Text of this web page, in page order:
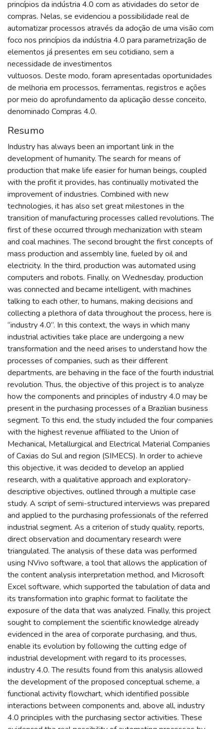
princípios da indústria 4.0 com as atividades do setor de
compras. Nelas, se evidenciou a possibilidade real de
automatizar processos através da adoção de uma visão com
foco nos princípios da indústria 4.0 para parametrização de
elementos já presentes em seu cotidiano, sem a
necessidade de investimentos
vultuosos. Deste modo, foram apresentadas oportunidades
de melhoria em processos, ferramentas, registros e ações
por meio do aprofundamento da aplicação desse conceito,
denominado Compras 4.0.
Resumo
Industry has always been an important link in the
development of humanity. The search for means of
production that make life easier for human beings, coupled
with the profit it provides, has continually motivated the
improvement of industries. Combined with new
technologies, it has also set great milestones in the
transition of manufacturing processes called revolutions. The
first of these occurred through mechanization with steam
and coal machines. The second brought the first concepts of
mass production and assembly line, fueled by oil and
electricity. In the third, production was automated using
computers and robots. Finally, on Wednesday, production
was connected and became intelligent, with machines
talking to each other, to humans, making decisions and
collecting a plethora of data throughout the process, here is
“industry 4.0”. In this context, the ways in which many
industrial activities take place are undergoing a new
transformation and the need arises to understand how the
processes of companies, such as their different
departments, are behaving in the face of the fourth industrial
revolution. Thus, the objective of this project is to analyze
how the components and principles of industry 4.0 may be
present in the purchasing processes of a Brazilian business
segment. To this end, the study included the four companies
with the highest revenue affiliated to the Union of
Mechanical, Metallurgical and Electrical Material Companies
of Caxias do Sul and region (SIMECS). In order to achieve
this objective, it was decided to develop an applied
research, with a qualitative approach and exploratory-
descriptive objectives, outlined through a multiple case
study. A script of semi-structured interviews was prepared
and applied to the purchasing professionals of the referred
industrial segment. As a criterion of study quality, reports,
direct observation and documentary research were
triangulated. The analysis of these data was performed
using NVivo software, a tool that allows the application of
the content analysis interpretation method, and Microsoft
Excel software, which supported the tabulation of data and
its transformation into graphic format to facilitate the
exposure of the data that was analyzed. Finally, this project
sought to complement the scientific knowledge already
evidenced in the area of corporate purchasing, and thus,
enable its evolution by following the cutting edge of
industrial development with regard to its processes,
industry 4.0. The results found from this analysis allowed
the development of the proposed conceptual scheme, a
functional activity flowchart, which identified possible
interactions between components and, above all, industry
4.0 principles with the purchasing sector activities. These